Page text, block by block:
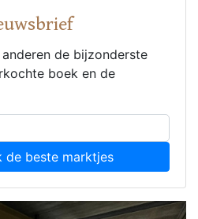
de bijzonderste
boek en de
de beste marktjes